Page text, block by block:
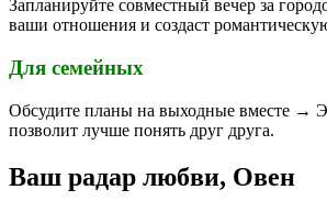
Запланируйте совместный вечер за
ваши отношения и создаст
Для семейных
Обсудите планы на выходные вместе →
позволит лучше понять друг друга.
Ваш радар любви, Овен